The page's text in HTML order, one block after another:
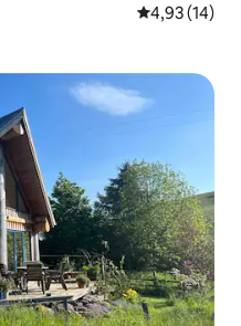
4,93 ud af 5
4,93 (14)